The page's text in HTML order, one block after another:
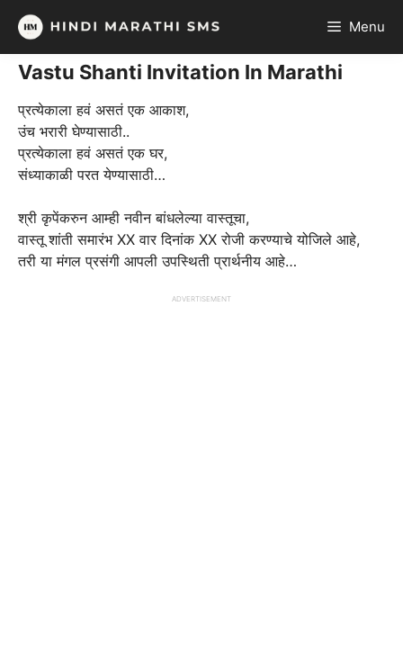
Skip
content
Menu
Vastu Shanti Invitation In Marathi
प्रत्येकाला हवं असतं एक आकाश,
उंच भरारी घेण्यासाठी..
प्रत्येकाला हवं असतं एक घर,
संध्याकाळी परत येण्यासाठी…
श्री कृपेंकरुन आम्ही नवीन बांधलेल्या वास्तूचा,
वास्तू शांती समारंभ XX वार दिनांक XX रोजी करण्याचे योजिले आहे,
तरी या मंगल प्रसंगी आपली उपस्थिती प्रार्थनीय आहे…
ADVERTISEMENT